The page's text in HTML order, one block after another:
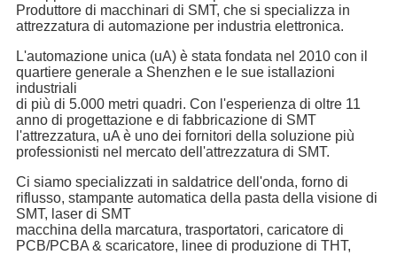
Produttore di macchinari di SMT, che si specializza in
attrezzatura di automazione per industria elettronica.
L'automazione unica (uA) è stata fondata nel 2010 con il
quartiere generale a Shenzhen e le sue istallazioni
industriali
di più di 5.000 metri quadri. Con l'esperienza di oltre 11
anno di progettazione e di fabbricazione di SMT
l'attrezzatura, uA è uno dei fornitori della soluzione più
professionisti nel mercato dell'attrezzatura di SMT.
Ci siamo specializzati in saldatrice dell'onda, forno di
riflusso, stampante automatica della pasta della visione di
SMT, laser di SMT
macchina della marcatura, trasportatori, caricatore di
PCB/PCBA & scaricatore, linee di produzione di THT,